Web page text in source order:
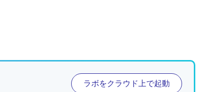
ラボをクラウド上で起動